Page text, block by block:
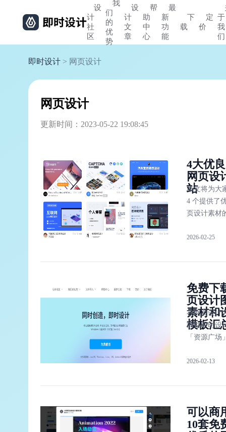
设
计
社
区
我
们
的
优
势
设
计
文
章
帮
助
中
心
最
新
功
能
下
载
定
价
于
我
们
即时设计 > 网页设计
网页设计
更新时间：2023-05-22 19:08:45
4大优
网页设
站
本文将为大
4 个提供了
页设计素材
更快速更简
个网页设计
计」，
「Templated
「Behance
「Dribbble
2026-02-25
免费下
页设计
素材和
模板汇
在网页设计
前往即时设
「资源广场
材，还有多
供参考和使
2026-02-13
可以商
10套免